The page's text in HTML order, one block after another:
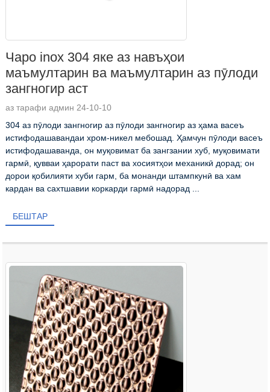
Чаро inox 304 яке аз навъҳои
маъмултарин ва маъмултарин аз пӯлоди
зангногир аст
аз тарафи админ 24-10-10
304 аз пӯлоди зангногир аз пӯлоди зангногир аз ҳама васеъ
истифодашавандаи хром-никел мебошад. Ҳамчун пӯлоди васеъ
истифодашаванда, он муқовимат ба зангзании хуб, муқовимати
гармӣ, қувваи ҳарорати паст ва хосиятҳои механикӣ дорад; он
дорои қобилияти хуби гарм, ба монанди штампкунӣ ва хам
кардан ва сахтшавии коркарди гармӣ надорад ...
БЕШТАР